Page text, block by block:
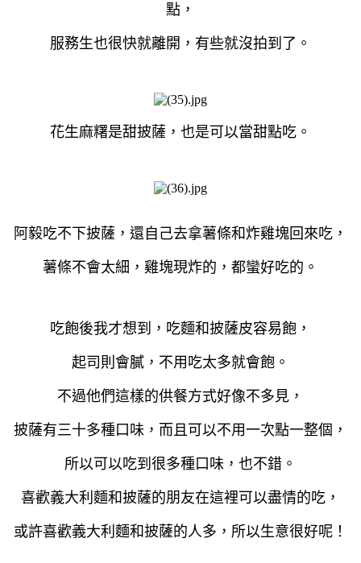
點，
服務生也很快就離開，有些就沒拍到了。
花生麻糬是甜披薩，也是可以當甜點吃。
阿毅吃不下披薩，還自己去拿薯條和炸雞塊回來吃，
薯條不會太細，雞塊現炸的，都蠻好吃的。
吃飽後我才想到，吃麵和披薩皮容易飽，
起司則會膩，不用吃太多就會飽。
不過他們這樣的供餐方式好像不多見，
披薩有三十多種口味，而且可以不用一次點一整個，
所以可以吃到很多種口味，也不錯。
喜歡義大利麵和披薩的朋友在這裡可以盡情的吃，
或許喜歡義大利麵和披薩的人多，所以生意很好呢！